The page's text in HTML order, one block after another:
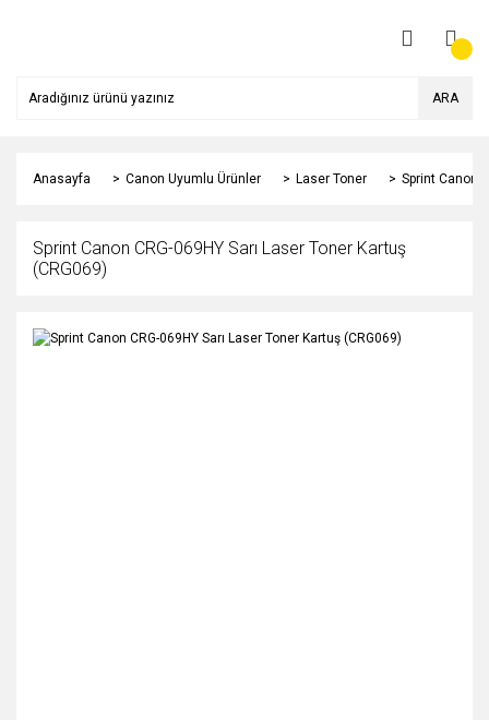
ARA
Anasayfa Canon Uyumlu Ürünler Laser Toner Sprint Canon
Sprint Canon CRG-069HY Sarı Laser Toner Kartuş
(CRG069)